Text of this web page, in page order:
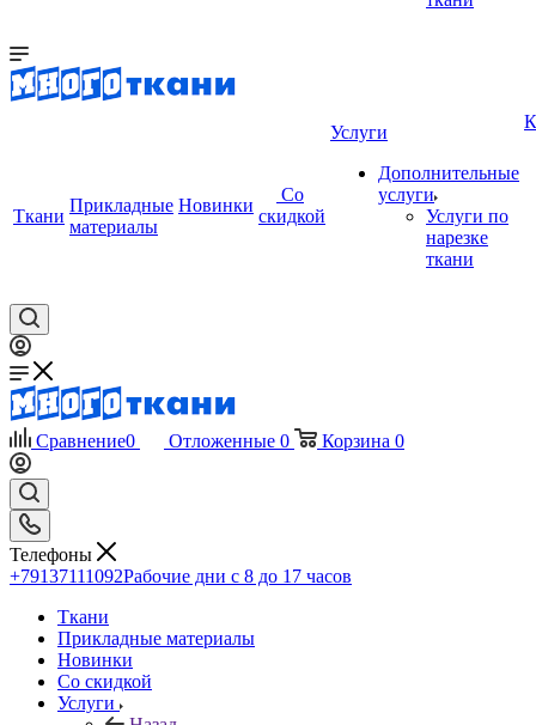
Ткани
Прикладные
материалы
Новинки
Со
скидкой
Услуги
Дополнительные
услуги
Услуги по
нарезке
ткани
Сравнение0 Отложенные 0 Корзина 0
Телефоны
+79137111092Рабочие дни с 8 до 17 часов
Ткани
Прикладные материалы
Новинки
Со скидкой
Услуги